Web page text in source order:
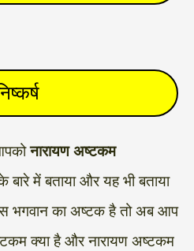
नारायण अष्टकम
बारे में बताया और यह भी बताया
भगवान का अष्टक है तो अब आप
क्या है और नारायण अष्टकम